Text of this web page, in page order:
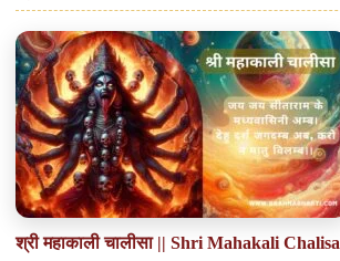
श्री महाकाली चालीसा || Shri Mahakali Chalisa